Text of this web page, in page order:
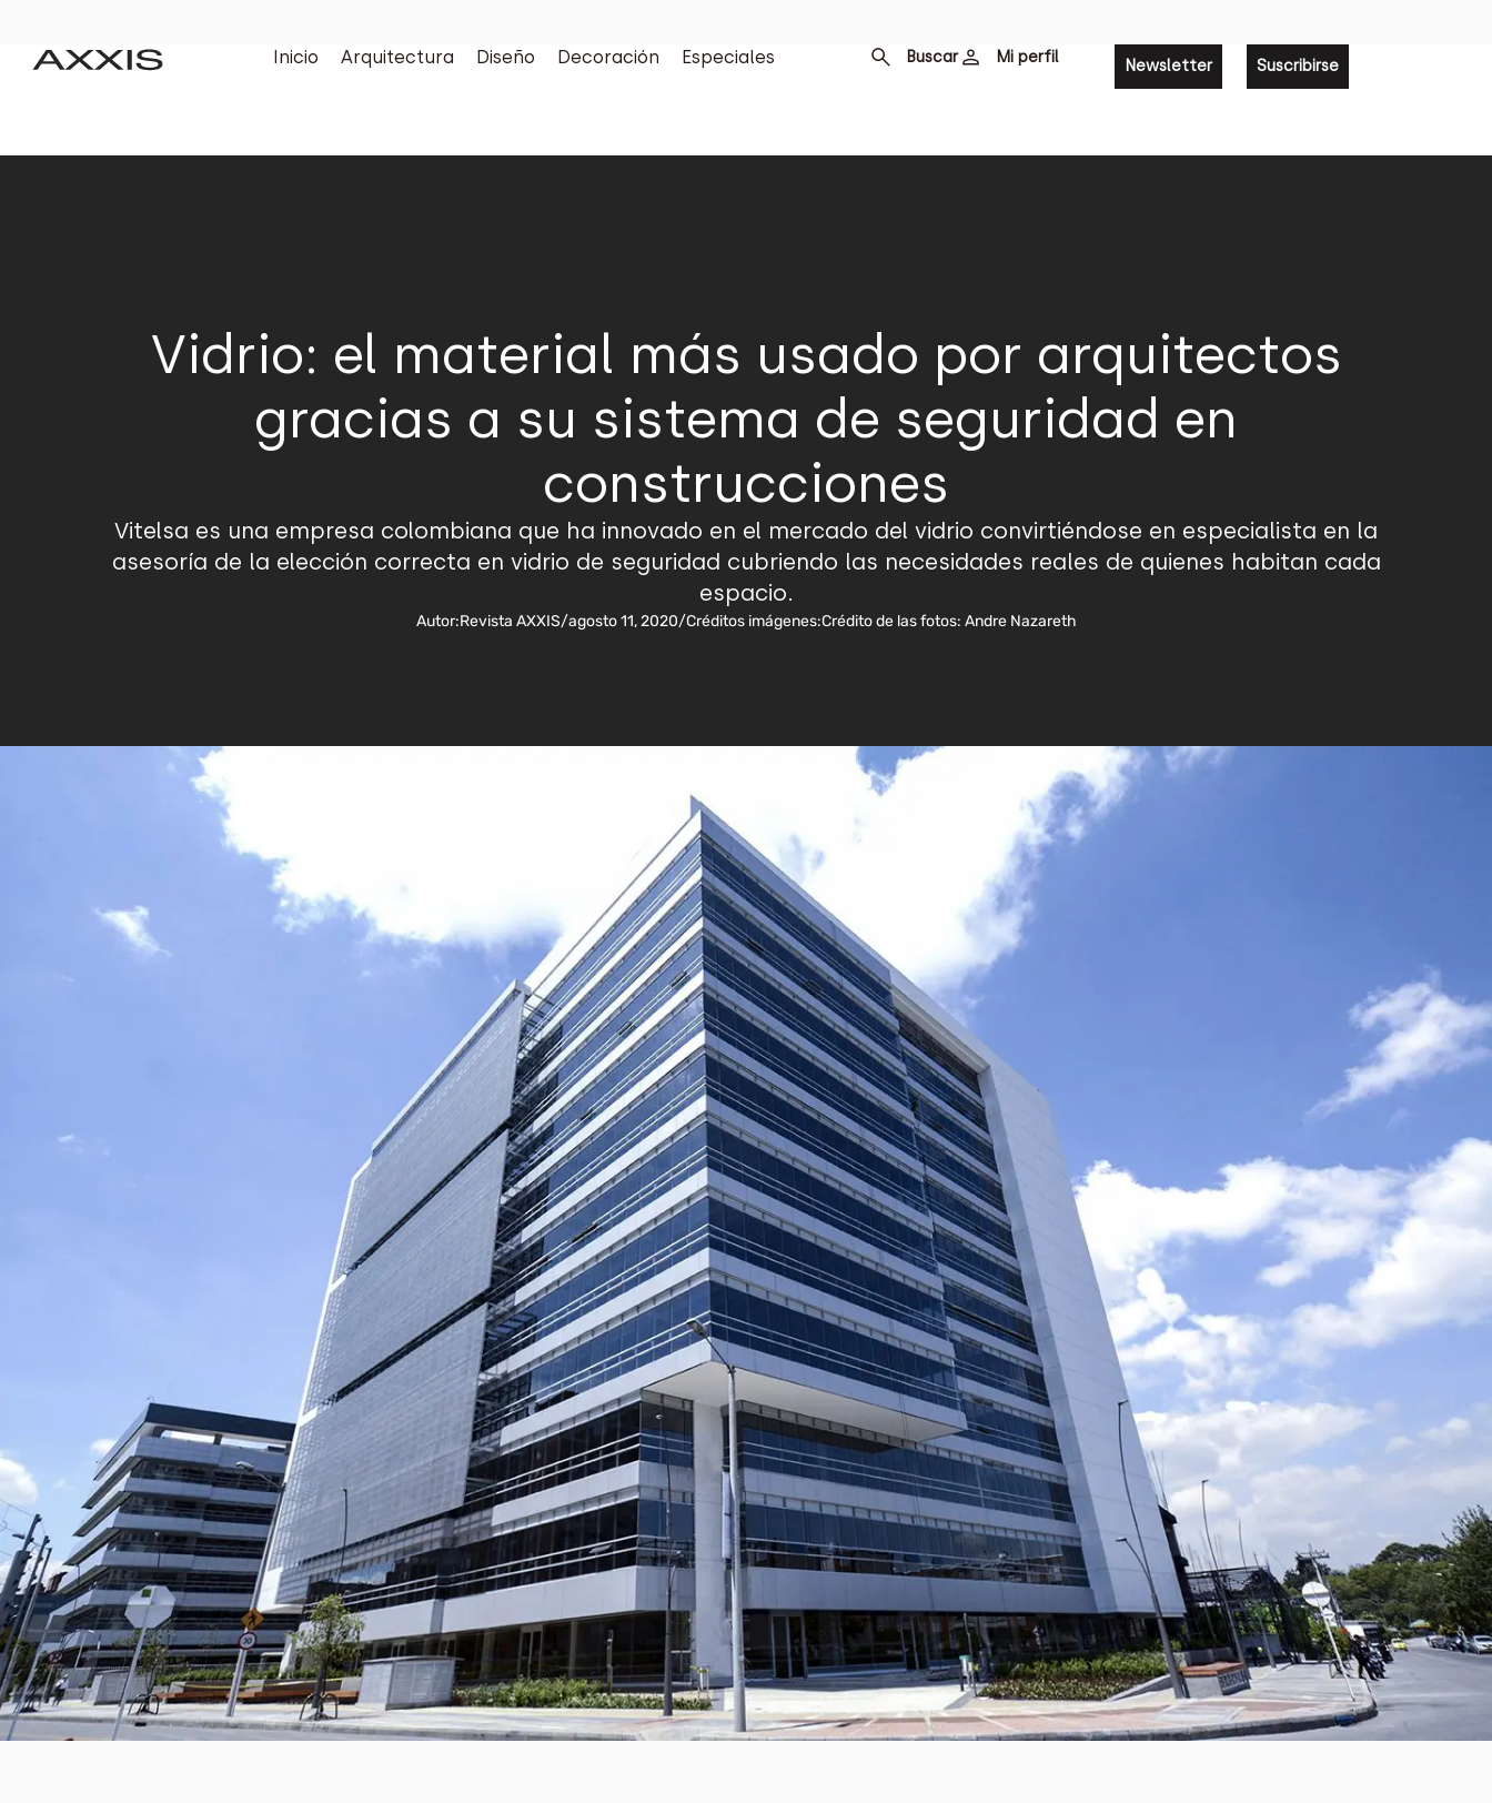
Inicio Arquitectura Diseño Decoración Especiales Buscar Mi perfil Newsletter Suscribirse
Vidrio: el material más usado por arquitectos
gracias a su sistema de seguridad en
construcciones
Vitelsa es una empresa colombiana que ha innovado en el mercado del vidrio convirtiéndose en especialista en la
asesoría de la elección correcta en vidrio de seguridad cubriendo las necesidades reales de quienes habitan cada
espacio.
Autor:Revista AXXIS/agosto 11, 2020/Créditos imágenes:Crédito de las fotos: Andre Nazareth